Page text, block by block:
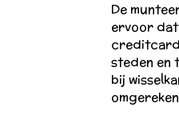
De
ervoor dat
steden en
bij